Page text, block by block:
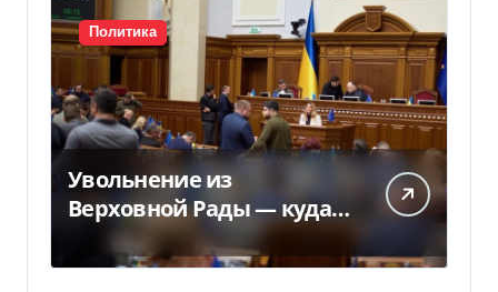
Политика
Увольнение из
Верховной Рады — куда
исчез 71 народный
депутат за семь лет